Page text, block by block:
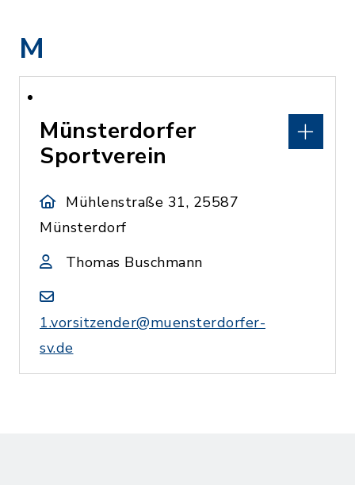
M
Münsterdorfer
Sportverein
Mühlenstraße 31, 25587
Münsterdorf
Thomas Buschmann
1.vorsitzender@muensterdorfer-
sv.de